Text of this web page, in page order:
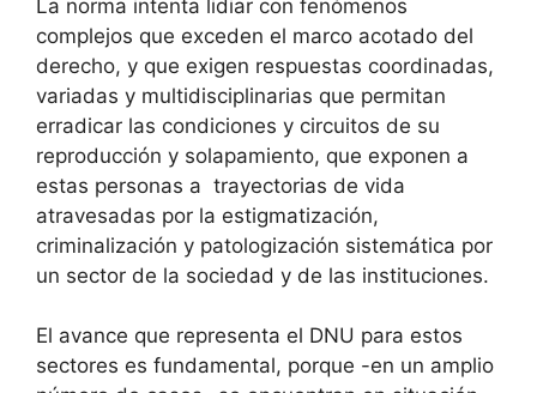
La norma intenta lidiar con fenómenos
complejos que exceden el marco acotado del
derecho, y que exigen respuestas coordinadas,
variadas y multidisciplinarias que permitan
erradicar las condiciones y circuitos de su
reproducción y solapamiento, que exponen a
estas personas a trayectorias de vida
atravesadas por la estigmatización,
criminalización y patologización sistemática por
un sector de la sociedad y de las instituciones.
El avance que representa el DNU para estos
sectores es fundamental, porque -en un amplio